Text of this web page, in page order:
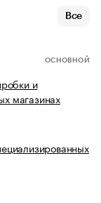
Все
ОСНОВНОЙ
и
магазинах